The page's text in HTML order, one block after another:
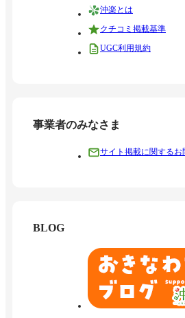
沖楽とは
クチコミ掲載基準
UGC利用規約
事業者のみなさま
サイト掲載に関するお
BLOG